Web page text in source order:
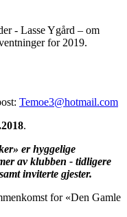
- Lasse Ygård – om
for 2019.
Temoe3@hotmail.com
.
er hyggelige
av klubben - tidligere
inviterte gjester.
for «Den Gamle